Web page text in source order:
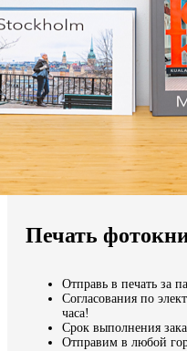
Мы доставляем по всему
Продолжить без города
Печать
Отправь в печать за
Согласования по
часа!
Срок выполнения
Отправим в любой